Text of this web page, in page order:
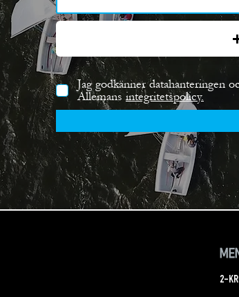
Jag godkänner datahanteringen
Allemansintegritetspolicy.
2-